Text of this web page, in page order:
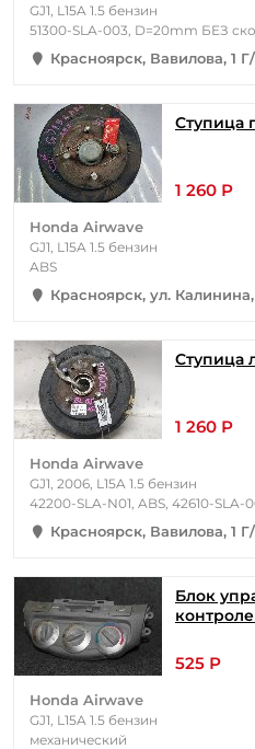
GJ1, L15A 1.5 бензин
51300-SLA-003, D=20mm БЕЗ
Красноярск, Вавилова, 1
Ступица
1 260 Р
Honda Airwave
GJ1, L15A 1.5 бензин
ABS
Красноярск, ул.
Ступица
1 260 Р
Honda Airwave
GJ1, 2006, L15A 1.5 бензин
42200-SLA-N01, ABS, 42610-SLA-
Красноярск, Вавилова, 1
Блок
525 Р
Honda Airwave
GJ1, L15A 1.5 бензин
механический